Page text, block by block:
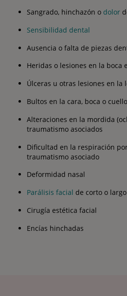
Sangrado, hinchazón o dolor
Sensibilidad dental
Ausencia o falta de piezas
Heridas o lesiones en la boca
Úlceras u otras lesiones en la
Bultos en la cara, boca o cuello
Alteraciones en la mordida
traumatismo asociados
Dificultad en la respiración
traumatismo asociado
Deformidad nasal
Parálisis facial de corto o
Cirugía estética facial
Encías hinchadas